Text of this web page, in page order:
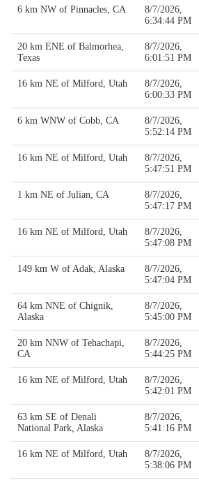
6 km NW of Pinnacles, CA
8/7/2026,
6:34:44 PM
20 km ENE of Balmorhea,
Texas
8/7/2026,
6:01:51 PM
16 km NE of Milford, Utah
8/7/2026,
6:00:33 PM
6 km WNW of Cobb, CA
8/7/2026,
5:52:14 PM
16 km NE of Milford, Utah
8/7/2026,
5:47:51 PM
1 km NE of Julian, CA
8/7/2026,
5:47:17 PM
16 km NE of Milford, Utah
8/7/2026,
5:47:08 PM
149 km W of Adak, Alaska
8/7/2026,
5:47:04 PM
64 km NNE of Chignik,
Alaska
8/7/2026,
5:45:00 PM
20 km NNW of Tehachapi,
CA
8/7/2026,
5:44:25 PM
16 km NE of Milford, Utah
8/7/2026,
5:42:01 PM
63 km SE of Denali
National Park, Alaska
8/7/2026,
5:41:16 PM
16 km NE of Milford, Utah
8/7/2026,
5:38:06 PM